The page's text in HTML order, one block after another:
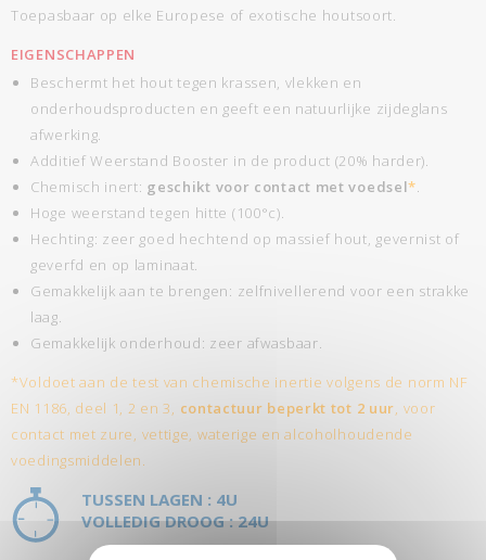
Toepasbaar op elke Europese of exotische houtsoort.
EIGENSCHAPPEN
Beschermt het hout tegen krassen, vlekken en
onderhoudsproducten en geeft een natuurlijke zijdeglans
afwerking.
Additief Weerstand Booster in de product (20% harder).
Chemisch inert: geschikt voor contact met voedsel*.
Hoge weerstand tegen hitte (100°c).
Hechting: zeer goed hechtend op massief hout, gevernist of
geverfd en op laminaat.
Gemakkelijk aan te brengen: zelfnivellerend voor een strakke
laag.
Gemakkelijk onderhoud: zeer afwasbaar.
*Voldoet aan de test van chemische inertie volgens de norm NF
EN 1186, deel 1, 2 en 3, contactuur beperkt tot 2 uur, voor
contact met zure, vettige, waterige en alcoholhoudende
voedingsmiddelen.
TUSSEN LAGEN : 4U
VOLLEDIG DROOG : 24U